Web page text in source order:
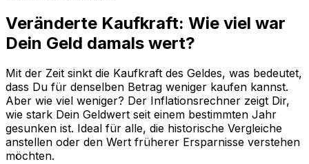
Veränderte Kaufkraft: Wie viel war
Dein Geld damals wert?
Mit der Zeit sinkt die Kaufkraft des Geldes, was bedeutet,
dass Du für denselben Betrag weniger kaufen kannst.
Aber wie viel weniger? Der Inflationsrechner zeigt Dir,
wie stark Dein Geldwert seit einem bestimmten Jahr
gesunken ist. Ideal für alle, die historische Vergleiche
anstellen oder den Wert früherer Ersparnisse verstehen
möchten.